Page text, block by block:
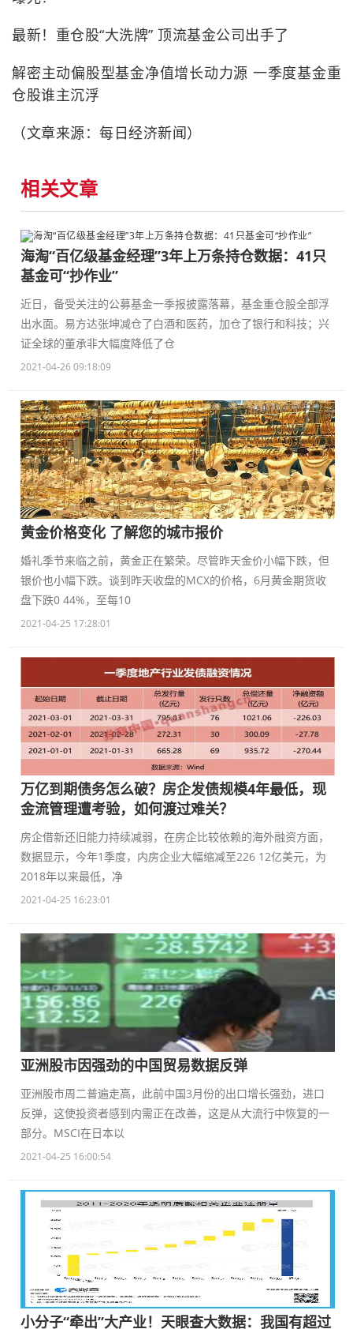
最新！重仓股“大洗牌” 顶流基金公司出手了
解密主动偏股型基金净值增长动力源 一季度基金重
仓股谁主沉浮
（文章来源：每日经济新闻）
相关文章
海淘“百亿级基金经理”3年上万条持仓数据：41只
基金可“抄作业”
近日，备受关注的公募基金一季报披露落幕，基金重仓股全部浮
出水面。易方达张坤减仓了白酒和医药，加仓了银行和科技；兴
证全球的董承非大幅度降低了仓
2021-04-26 09:18:09
黄金价格变化 了解您的城市报价
婚礼季节来临之前，黄金正在繁荣。尽管昨天金价小幅下跌，但
银价也小幅下跌。谈到昨天收盘的MCX的价格，6月黄金期货收
盘下跌0 44%，至每10
2021-04-25 17:28:01
万亿到期债务怎么破？房企发债规模4年最低，现
金流管理遭考验，如何渡过难关？
房企借新还旧能力持续减弱，在房企比较依赖的海外融资方面，
数据显示，今年1季度，内房企业大幅缩减至226 12亿美元，为
2018年以来最低，净
2021-04-25 16:23:01
亚洲股市因强劲的中国贸易数据反弹
亚洲股市周二普遍走高，此前中国3月份的出口增长强劲，进口
反弹，这使投资者感到内需正在改善，这是从大流行中恢复的一
部分。MSCI在日本以
2021-04-25 16:00:54
小分子“牵出”大产业！天眼查大数据：我国有超过